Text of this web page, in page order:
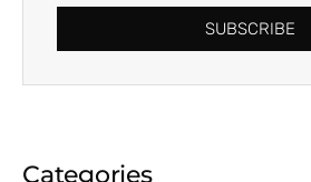
SUBSCRIBE
Categories